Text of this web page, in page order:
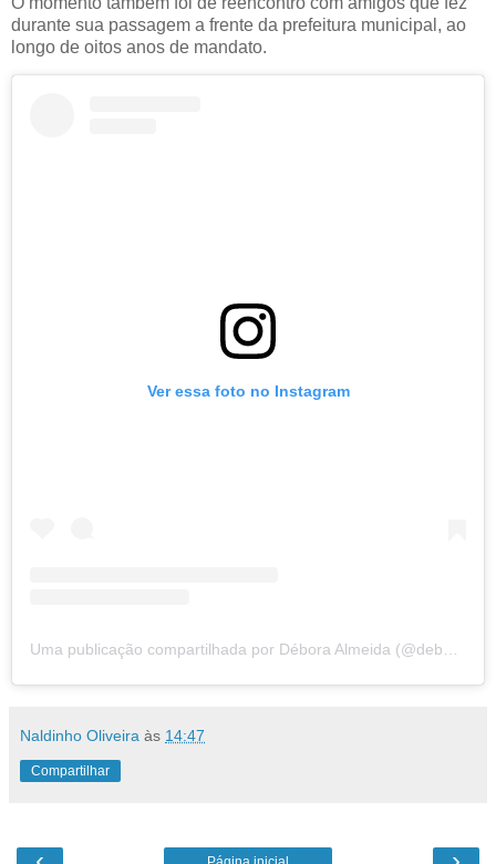
durante sua passagem a frente da prefeitura municipal, ao
longo de oitos anos de mandato.
Ver essa foto no Instagram
Naldinho Oliveira às 14:47
Compartilhar